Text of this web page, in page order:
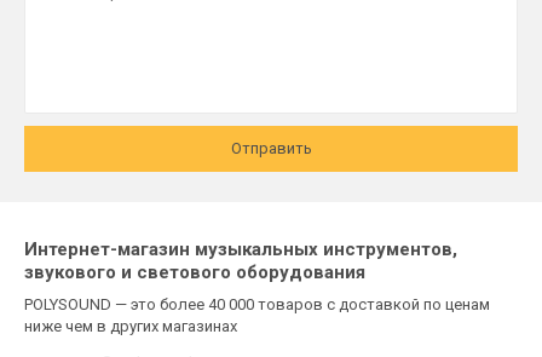
Отправить
Интернет-магазин музыкальных инструментов,
звукового и светового оборудования
POLYSOUND — это более 40 000 товаров с доставкой по ценам
ниже чем в других магазинах